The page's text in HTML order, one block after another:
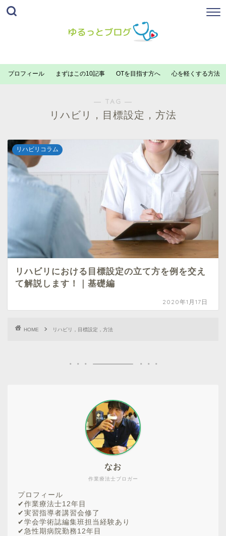
プロフィール まずはこの10記事 OTを目指す方へ 心を軽くする方法
― TAG ―
リハビリ，目標設定，方法
リハビリコラム
リハビリにおける目標設定の立て方を例を交え
て解説します！｜基礎編
2020年1月17日
HOME リハビリ，目標設定，方法
作業療法士ブロガー
なお
プロフィール
✔︎作業療法士12年目
✔︎実習指導者講習会修了
✔︎学会学術誌編集班担当経験あり
✔︎急性期病院勤務12年目